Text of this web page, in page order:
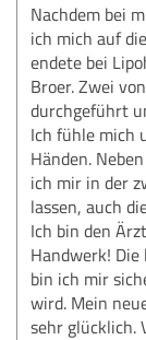
Nachdem bei
ich mich auf
endete bei
Broer. Zwei
durchgeführt
Ich fühle mich
Händen.
ich mir in der
lassen, auch
Ich bin den
Handwerk!
bin ich mir
wird. Mein
sehr glücklich.